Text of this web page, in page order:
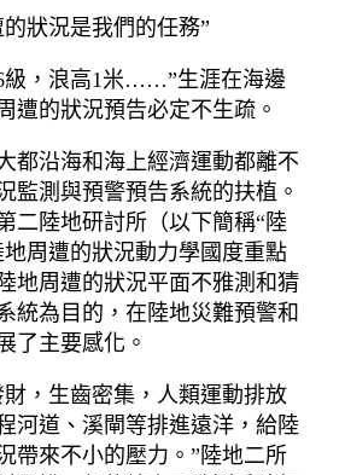
狀況是我們的任務”
級，浪高1米……”生涯在海邊
遭的狀況預告必定不生疏。
都沿海和海上經濟運動都離不
監測與預警預告系統的扶植。
二陸地研討所（以下簡稱“陸
周遭的狀況動力學國度重點
地周遭的狀況平面不雅測和猜
統為目的，在陸地災難預警和
了主要感化。
，生齒密集，人類運動排放
河道、溪閘等排進遠洋，給陸
帶來不小的壓力。”陸地二所